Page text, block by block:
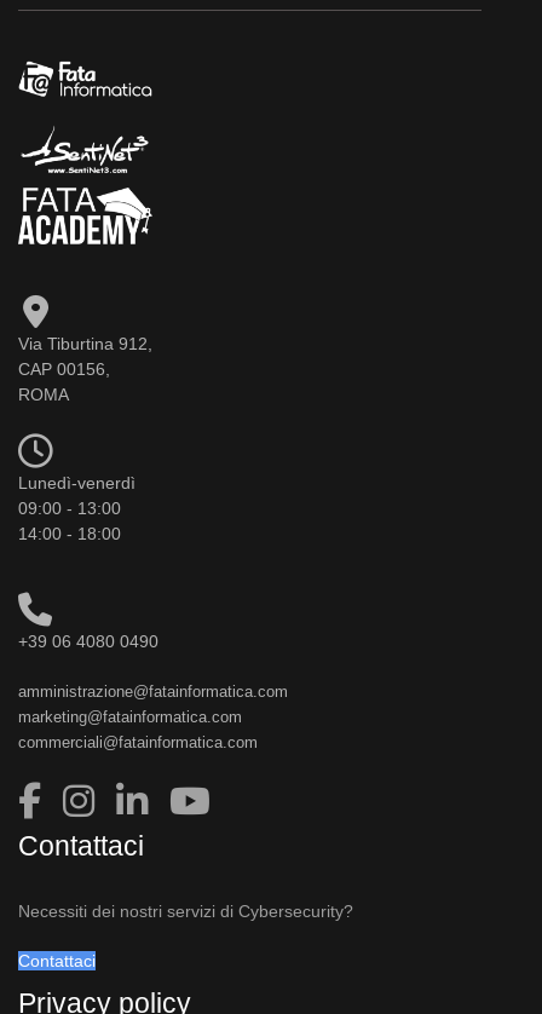
Via Tiburtina 912,
CAP 00156,
ROMA
Lunedì-venerdì
09:00 - 13:00
14:00 - 18:00
+39 06 4080 0490
amministrazione@fatainformatica.com
marketing@fatainformatica.com
commerciali@fatainformatica.com
Contattaci
Necessiti dei nostri servizi di Cybersecurity?
Contattaci
Privacy policy